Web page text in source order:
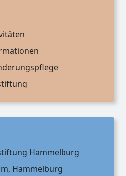
Hammelburg
Hammelburg